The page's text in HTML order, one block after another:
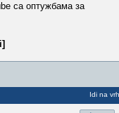
са оптужбама за
Idi na vrh